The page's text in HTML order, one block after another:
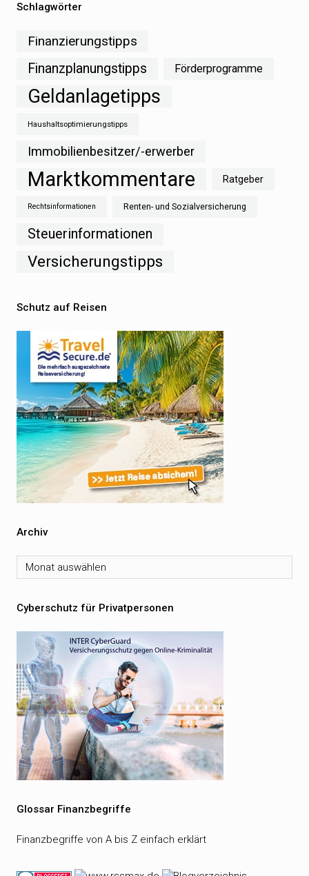
Schlagwörter
Finanzierungstipps
Finanzplanungstipps
Förderprogramme
Geldanlagetipps
Haushaltsoptimierungstipps
Immobilienbesitzer/-erwerber
Marktkommentare Ratgeber
Rechtsinformationen Renten- und Sozialversicherung
Steuerinformationen
Versicherungstipps
Schutz auf Reisen
Archiv
Archiv
Cyberschutz für Privatpersonen
Glossar Finanzbegriffe
Finanzbegriffe von A bis Z einfach erklärt